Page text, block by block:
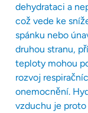
dehydrataci a
což vede ke
spánku nebo
druhou stranu,
teploty mohou
rozvoj
onemocnění.
vzduchu je